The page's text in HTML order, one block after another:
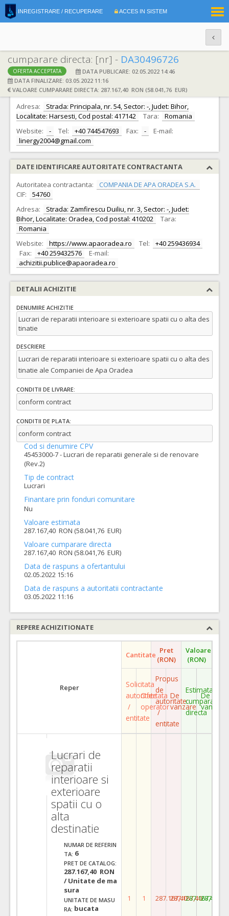
INREGISTRARE / RECUPERARE ACCES IN SISTEM
cumparare directa: [nr] - DA30496726
OFERTA ACCEPTATA
DATA PUBLICARE: 02.05.2022 14:46
DATA FINALIZARE: 03.05.2022 11:16
VALOARE CUMPARARE DIRECTA: 287.167,40 RON (58.041,76 EUR)
DATE IDENTIFICARE OFERTANT
Ofertant: S.C. LINERGY SRL S.R.L. CIF: 16766390
Adresa:
Strada: Principala, nr. 54, Sector: -, Judet: Bihor,
Localitate: Harsesti, Cod postal: 417142
Tara:
Romania
Website:
- Tel: +40 744547693 Fax: -
E-mail:
linergy2004@gmail.com
DATE IDENTIFICARE AUTORITATE CONTRACTANTA
Autoritatea contractanta:
COMPANIA DE APA ORADEA S.A.
CIF:
54760
Adresa:
Strada: Zamfirescu Duiliu, nr. 3, Sector: -, Judet:
Bihor, Localitate: Oradea, Cod postal: 410202
Tara:
Romania
Website:
https://www.apaoradea.ro Tel:
+40 259436934
Fax:
+40 259432576
E-mail:
achizitii.publice@apaoradea.ro
DETALII ACHIZITIE
DENUMIRE ACHIZITIE
Lucrari de reparatii interioare si exterioare spatii cu o alta des
tinatie
DESCRIERE
Lucrari de reparatii interioare si exterioare spatii cu o alta des
tinatie ale Companiei de Apa Oradea
CONDITII DE LIVRARE:
conform contract
CONDITII DE PLATA:
conform contract
Cod si denumire CPV
45453000-7 - Lucrari de reparatii generale si de renovare
(Rev.2)
Tip de contract
Lucrari
Finantare prin fonduri comunitare
Nu
Valoare estimata
287.167,40 RON (58.041,76 EUR)
Valoare cumparare directa
287.167,40 RON (58.041,76 EUR)
Data de raspuns a ofertantului
02.05.2022 15:16
Data de raspuns a autoritatii contractante
03.05.2022 11:16
REPERE ACHIZITIONATE
Reper
Cantitate Pret
(RON)
Valoare
(RON)
Solicitata
autoritate
/
entitate
Ofertata
operator
Propus
de
autoritate
/
entitate
De
vanzare
Estimata
cumparare
directa
De
vanzare
Lucrari de
reparatii
interioare si
exterioare
spatii cu o
alta
destinatie
NUMAR DE REFERIN
TA: 6
PRET DE CATALOG:
287.167,40 RON
/ Unitate de ma
sura
UNITATE DE MASU
RA: bucata
1 1 287.167,40
287.167,40
287.167,40